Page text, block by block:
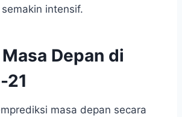
intensif.
Depan di
21
masa depan secara